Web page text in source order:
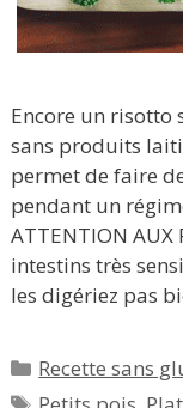
Encore un risotto
sans produits
permet de faire
pendant un
ATTENTION AUX
intestins très
les digériez pas
Catégories
Recette sans
Étiquettes